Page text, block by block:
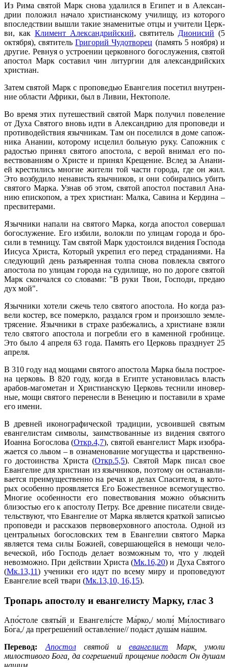
Из Ри­ма свя­той Марк сно­ва уда­лил­ся в Еги­пет и в Алек­сан­
дрии по­ло­жил на­ча­ло хри­сти­ан­ско­му учи­ли­щу, из ко­то­ро­го
впо­след­ствии вы­шли та­кие зна­ме­ни­тые от­цы и учи­те­ли Церк­
ви, как Кли­мент Алек­сан­дрий­ский, свя­ти­тель Ди­о­ни­сий (5
ок­тяб­ря), свя­ти­тель Гри­го­рий Чу­до­тво­рец (па­мять 5 но­яб­ря) и
дру­гие. Рев­нуя о устро­е­нии цер­ков­но­го бо­го­слу­же­ния, свя­той
апо­стол Марк со­ста­вил чин ли­тур­гии для алек­сан­дрий­ских
хри­сти­ан.
За­тем свя­той Марк с про­по­ве­дью Еван­ге­лия по­се­тил внут­рен­
ние об­ла­сти Аф­ри­ки, был в Ли­вии, Нек­то­по­ле.
Во вре­мя этих пу­те­ше­ствий свя­той Марк по­лу­чил по­ве­ле­ние
от Ду­ха Свя­то­го вновь ид­ти в Алек­сан­дрию для про­по­ве­ди и
про­ти­во­дей­ствия языч­ни­кам. Там он по­се­лил­ся в до­ме са­пож­
ни­ка Ана­нии, ко­то­ро­му ис­це­лил боль­ную ру­ку. Са­пож­ник с
ра­до­стью при­нял свя­то­го апо­сто­ла, с ве­рой вни­мал его по­
вест­во­ва­ни­ям о Хри­сте и при­нял Кре­ще­ние. Вслед за Ана­ни­
ей кре­сти­лись мно­гие жи­те­ли той ча­сти го­ро­да, где он жил.
Это воз­бу­ди­ло нена­висть языч­ни­ков, и они со­би­ра­лись убить
свя­то­го Мар­ка. Узнав об этом, свя­той апо­стол по­ста­вил Ана­
нию епи­ско­пом, а трех хри­сти­ан: Мал­ка, Са­ви­на и Кер­ди­на –
пре­сви­те­ра­ми.
Языч­ни­ки на­па­ли на свя­то­го Мар­ка, ко­гда апо­стол со­вер­шал
бо­го­слу­же­ние. Его из­би­ли, во­лок­ли по ули­цам го­ро­да и бро­
си­ли в тем­ни­цу. Там свя­той Марк удо­сто­ил­ся ви­де­ния Гос­по­да
Иису­са Хри­ста, Ко­то­рый укре­пил его пе­ред стра­да­ни­я­ми. На
сле­ду­ю­щий день разъ­ярен­ная тол­па сно­ва по­влек­ла свя­то­го
апо­сто­ла по ули­цам го­ро­да на су­ди­ли­ще, но по до­ро­ге свя­той
Марк скон­чал­ся со сло­ва­ми: "В ру­ки Твои, Гос­по­ди, пре­даю
дух мой".
Языч­ни­ки хо­те­ли сжечь те­ло свя­то­го апо­сто­ла. Но ко­гда раз­
ве­ли ко­стер, все по­мерк­ло, раз­дал­ся гром и про­изо­шло зем­ле­
тря­се­ние. Языч­ни­ки в стра­хе раз­бе­жа­лись, а хри­сти­ане взя­ли
те­ло свя­то­го апо­сто­ла и по­греб­ли его в ка­мен­ной гроб­ни­це.
Это бы­ло 4 ап­ре­ля 63 го­да. Па­мять его Цер­ковь празд­ну­ет 25
ап­ре­ля.
В 310 го­ду над мо­ща­ми свя­то­го апо­сто­ла Мар­ка бы­ла по­стро­е­
на цер­ковь. В 820 го­ду, ко­гда в Егип­те уста­но­ви­лась власть
ара­бов-ма­го­ме­тан и Хри­сти­ан­скую Цер­ковь тес­ни­ли ино­вер­
ные, мо­щи свя­то­го пе­ре­нес­ли в Ве­не­цию и по­ста­ви­ли в хра­ме
его име­ни.
В древ­ней ико­но­гра­фи­че­ской тра­ди­ции, усво­ив­шей свя­тым
еван­ге­ли­стам сим­во­лы, за­им­ство­ван­ные из ви­де­ния свя­то­го
Иоан­на Бо­го­сло­ва (Откр.4,7), свя­той еван­ге­лист Марк изо­бра­
жа­ет­ся со львом – в озна­ме­но­ва­ние мо­гу­ще­ства и цар­ствен­но­
го до­сто­ин­ства Хри­ста (Откр.5,5). Свя­той Марк пи­сал свое
Еван­ге­лие для хри­сти­ан из языч­ни­ков, по­это­му он оста­нав­ли­
ва­ет­ся пре­иму­ще­ствен­но на ре­чах и де­лах Спа­си­те­ля, в ко­то­
рых осо­бен­но про­яв­ля­ет­ся Его Бо­же­ствен­ное все­мо­гу­ще­ство.
Мно­гие осо­бен­но­сти его по­вест­во­ва­ния мож­но объ­яс­нить
бли­зо­стью его к апо­сто­лу Пет­ру. Все древ­ние пи­са­те­ли сви­де­
тель­ству­ют, что Еван­ге­лие от Мар­ка яв­ля­ет­ся крат­кой за­пи­сью
про­по­ве­ди и рас­ска­зов пер­во­вер­хов­но­го апо­сто­ла. Од­ной из
цен­траль­ных бо­го­слов­ских тем в Еван­ге­лии свя­то­го Мар­ка
яв­ля­ет­ся те­ма си­лы Бо­жи­ей, со­вер­ша­ю­щей­ся в немо­щи че­ло­
ве­че­ской, ибо Гос­подь де­ла­ет воз­мож­ным то, что у лю­дей
невоз­мож­но. При дей­ствии Хри­ста (Мк.16,20) и Ду­ха Свя­то­го
(Мк.13,11) уче­ни­ки его идут по все­му ми­ру и про­по­ве­ду­ют
Еван­ге­лие всей тва­ри (Мк.13,10, 16,15).
Тропарь апостолу и евангелисту Марку, глас 3
Апо́столе святы́й и Евангели́сте Ма́рко,/ моли́ Ми́лостиваго
Бо́га,/ да прегреше́ний оставле́ние// пода́ст душа́м на́шим.
Перевод:
Апостол святой и евангелист
Марк, умоли
милостивого Бога, да согрешений прощение подаст Он душам